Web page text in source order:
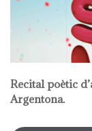
Recital poètic
Argentona.